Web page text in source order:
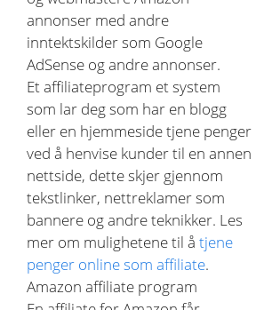
annonser med andre
inntektskilder som Google
AdSense og andre annonser.
Et affiliateprogram et system
som lar deg som har en blogg
eller en hjemmeside tjene penger
ved å henvise kunder til en annen
nettside, dette skjer gjennom
tekstlinker, nettreklamer som
bannere og andre teknikker. Les
mer om mulighetene til å tjene
penger online som affiliate.
Amazon affiliate program